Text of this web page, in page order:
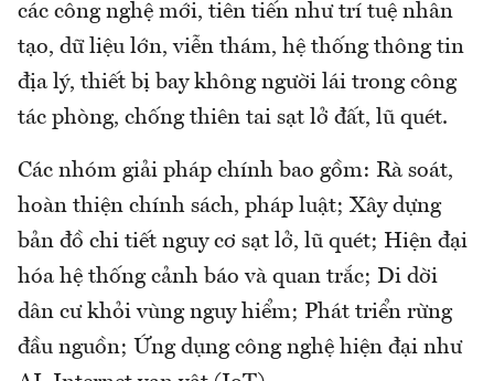
các công nghệ mới, tiên tiến như trí tuệ nhân
tạo, dữ liệu lớn, viễn thám, hệ thống thông tin
địa lý, thiết bị bay không người lái trong công
tác phòng, chống thiên tai sạt lở đất, lũ quét.
Các nhóm giải pháp chính bao gồm: Rà soát,
hoàn thiện chính sách, pháp luật; Xây dựng
bản đồ chi tiết nguy cơ sạt lở, lũ quét; Hiện đại
hóa hệ thống cảnh báo và quan trắc; Di dời
dân cư khỏi vùng nguy hiểm; Phát triển rừng
đầu nguồn; Ứng dụng công nghệ hiện đại như